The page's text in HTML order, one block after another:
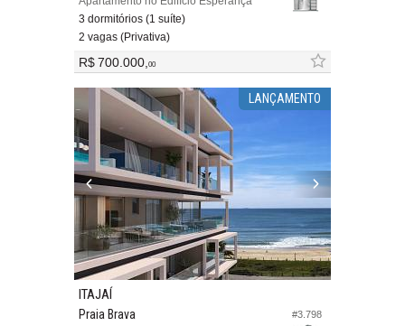
3 dormitórios (1 suíte)
2 vagas (Privativa)
R$ 700.000,00
LANÇAMENTO
#3.798
ITAJAÍ
Praia Brava